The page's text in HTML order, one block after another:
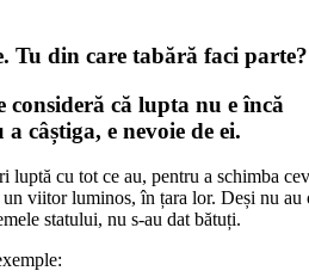
Tu din care tabără faci parte?
că lupta nu e încă
câștiga, e nevoie de ei.
luptă cu tot ce au, pentru a schimba
viitor luminos, în țara lor. Deși nu au
statului, nu s-au dat bătuți.